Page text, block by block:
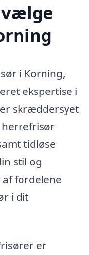
vælge
i Korning,
ekspertise i
skræddersyet
herrefrisør
tidløse
stil og
fordelene
i dit
er